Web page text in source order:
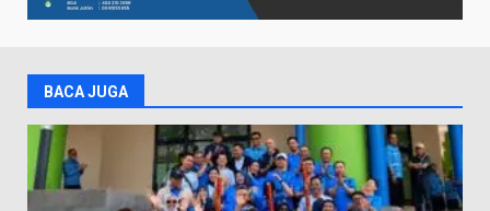
BACA JUGA